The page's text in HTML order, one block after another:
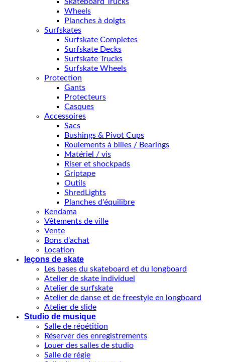
Wheels
Planches à doigts
Surfskates
Surfskate Completes
Surfskate Decks
Surfskate Trucks
Surfskate Wheels
Protection
Gants
Protecteurs
Casques
Accessoires
Sacs
Bushings & Pivot Cups
Roulements à billes / Bearings
Matériel / vis
Riser et shockpads
Griptape
Outils
ShredLights
Planches d'équilibre
Kendama
Vêtements de ville
Vente
Bons d'achat
Location
leçons de skate
Les bases du skateboard et du longboard
Atelier de skate individuel
Atelier de surfskate
Atelier de danse et de freestyle en longboard
Atelier de slide
Studio de musique
Salle de répétition
Réserver des enregistrements
Louer des salles de studio
Salle de régie